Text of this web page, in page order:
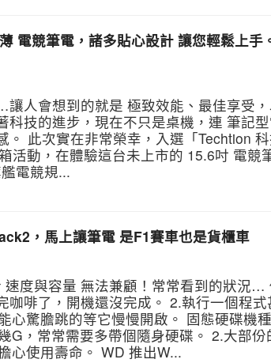
電競筆電，諸多貼心設計 讓您輕鬆上手
人會想到的就是 極致效能、最佳享受
科技的進步，現在不只是桌機，連 筆記
。 此次實在非常榮幸，入選「Techtion
活動，在體驗這台未上市的 15.6吋 電競
電競規...
，馬上讓筆電 是F1賽車也是貨櫃車
度與容量 無法兼顧！常常看到的狀況…
咖啡了，開機還沒完成。 2.執行一個程
心驚膽跳的等它慢慢開啟。 固態硬碟機
G，常常需要多帶個隨身硬碟。 2.大部
心使用壽命。 WD 推出W...